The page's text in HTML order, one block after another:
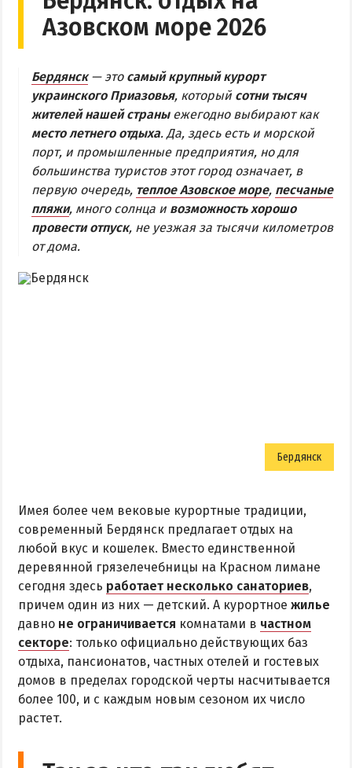
Бердянская коса
Ближняя коса
Средняя коса
Дальняя коса
АЗМОЛ
АКЗ
ВЕРХОВАЯ
КОЛОНИЯ
НОВОПЕТРОВКА
ЛЕЧЕНИЕ И БАЛЬНЕОТЕРАПИЯ
Грязи, лиманы и соленые озера
Санатории
История курорта
ПИТАНИЕ
РАЗВЛЕЧЕНИЯ
Аквапарк
Азовском море 2026
Бердянск— это самый крупный курорт
украинского Приазовья, который сотни тысяч
жителей нашей страныежегодно выбирают как
место летнего отдыха. Да, здесь есть и морской
порт, и промышленные предприятия, но для
большинства туристов этот город означает, в
первую очередь, теплое Азовское море, песчаные
пляжи, много солнца и возможность хорошо
провести отпуск, не уезжая за тысячи километров
от дома.
Бердянск
Имея более чем вековые курортные традиции,
современный Бердянск предлагает отдых на
любой вкус и кошелек. Вместо единственной
деревянной грязелечебницы на Красном лимане
сегодня здесь работает несколько санаториев,
причем один из них — детский. А курортное жилье
давно не ограничивается комнатами в частном
секторе: только официально действующих баз
отдыха, пансионатов, частных отелей и гостевых
домов в пределах городской черты насчитывается
более 100, и с каждым новым сезоном их число
растет.